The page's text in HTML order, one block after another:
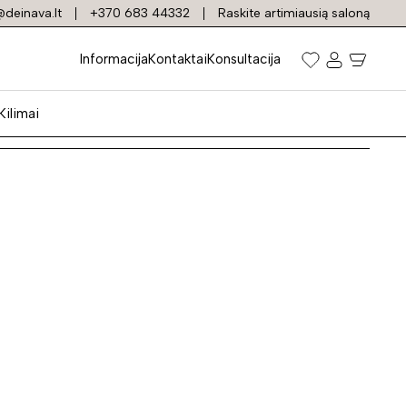
+370 683 44332 Raskite artimiausią saloną
InformacijaKontaktaiKonsultacija